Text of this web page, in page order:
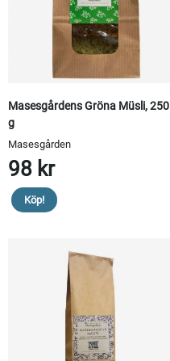
Masesgårdens Gröna Müsli, 250
g
Masesgården
98 kr
Köp!